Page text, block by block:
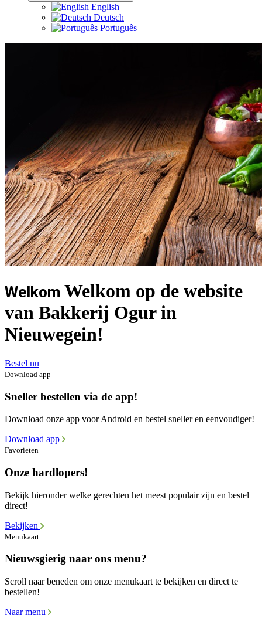
English
Deutsch
Português
Welkom Welkom op de website
van Bakkerij Ogur in
Nieuwegein!
Bestel nu
Download app
Sneller bestellen via de app!
Download onze app voor Android en bestel sneller en eenvoudiger!
Download app
Favorieten
Onze hardlopers!
Bekijk hieronder welke gerechten het meest populair zijn en bestel
direct!
Bekijken
Menukaart
Nieuwsgierig naar ons menu?
Scroll naar beneden om onze menukaart te bekijken en direct te
bestellen!
Naar menu